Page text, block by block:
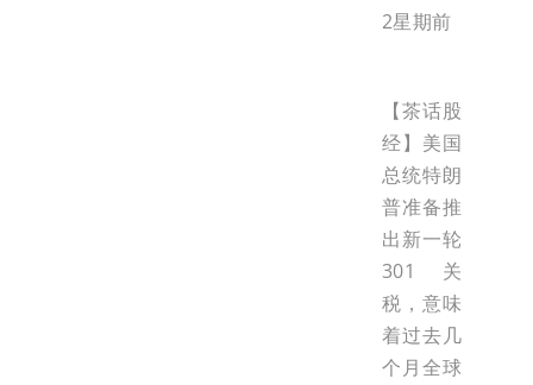
2星期前
【茶话股
经】美国
总统特朗
普准备推
出新一轮
301关
税，意味
着过去几
个月全球